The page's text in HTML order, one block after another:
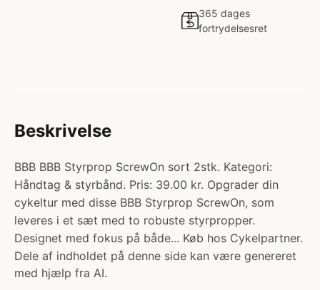
365 dages
fortrydelsesret
Beskrivelse
BBB BBB Styrprop ScrewOn sort 2stk. Kategori:
Håndtag & styrbånd. Pris: 39.00 kr. Opgrader din
cykeltur med disse BBB Styrprop ScrewOn, som
leveres i et sæt med to robuste styrpropper.
Designet med fokus på både... Køb hos Cykelpartner.
Dele af indholdet på denne side kan være genereret
med hjælp fra AI.